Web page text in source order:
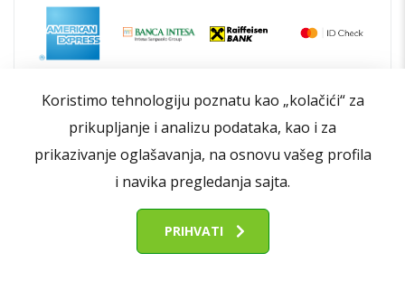
FIlteri
Opšti uslovi poslovanja
Politika privatnosti
Koristimo tehnologiju poznatu kao „kolačići“ za
prikupljanje i analizu podataka, kao i za
prikazivanje oglašavanja, na osnovu vašeg profila
i navika pregledanja sajta.
PRIHVATI